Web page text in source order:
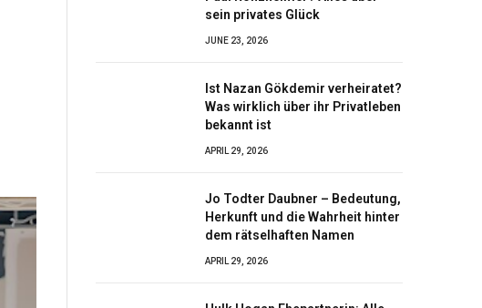
sein privates Glück
JUNE 23, 2026
Ist Nazan Gökdemir verheiratet?
Was wirklich über ihr Privatleben
bekannt ist
APRIL 29, 2026
Jo Todter Daubner – Bedeutung,
Herkunft und die Wahrheit hinter
dem rätselhaften Namen
APRIL 29, 2026